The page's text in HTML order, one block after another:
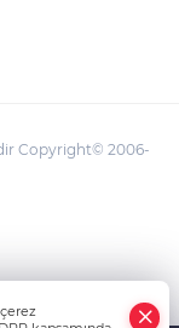
Copyright© 2006-